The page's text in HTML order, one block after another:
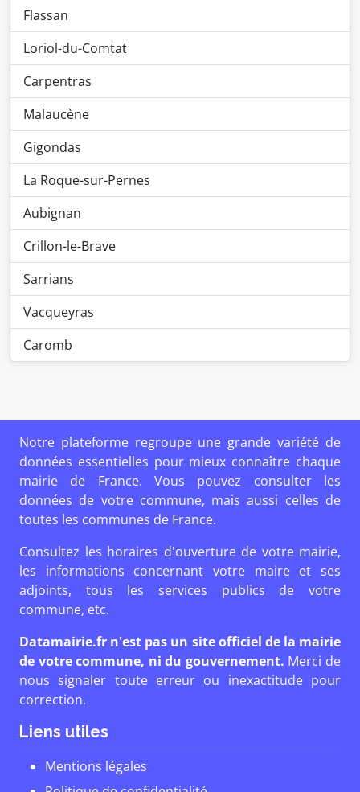
Flassan
Loriol-du-Comtat
Carpentras
Malaucène
Gigondas
La Roque-sur-Pernes
Aubignan
Crillon-le-Brave
Sarrians
Vacqueyras
Caromb
Notre plateforme regroupe une grande variété de
données essentielles pour mieux connaître chaque
mairie de France. Vous pouvez consulter les
données de votre commune, mais aussi celles de
toutes les communes de France.
Consultez les horaires d'ouverture de votre mairie,
les informations concernant votre maire et ses
adjoints, tous les services publics de votre
commune, etc.
Datamairie.fr n'est pas un site officiel de la mairie
de votre commune, ni du gouvernement. Merci de
nous signaler toute erreur ou inexactitude pour
correction.
Liens utiles
Mentions légales